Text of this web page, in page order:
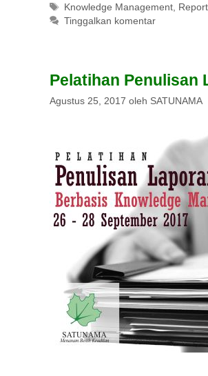
Tag
Knowledge Management,
Tinggalkan komentar
Pelatihan Penulisan
Agustus 25, 2017 oleh SATUNAMA